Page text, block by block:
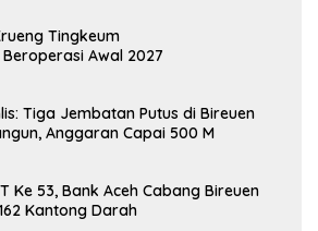
Tingkeum
Awal 2027
Tiga Jembatan Putus di Bireuen
Anggaran Capai 500 M
Ke 53, Bank Aceh Cabang Bireuen
Kantong Darah